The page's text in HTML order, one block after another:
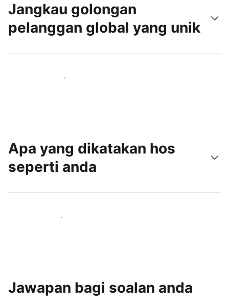
Jangkau golongan
pelanggan global yang unik
Tarik tetamu baru hari ini
Apa yang dikatakan hos
seperti anda
Sertai hos seperti anda
Jawapan bagi soalan anda